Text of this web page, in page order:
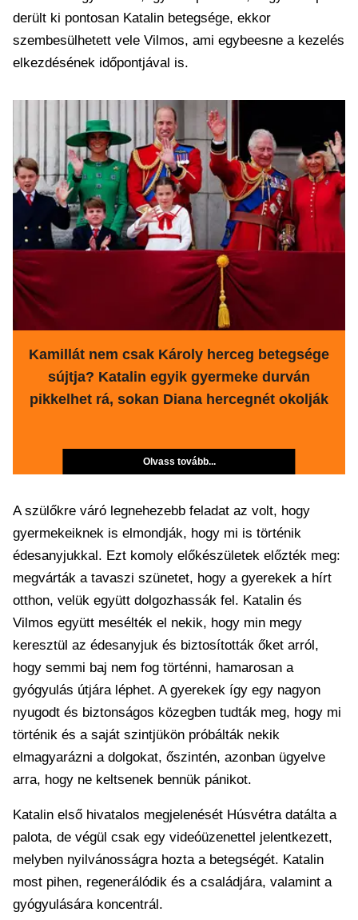
derült ki pontosan Katalin betegsége, ekkor
szembesülhetett vele Vilmos, ami egybeesne a kezelés
elkezdésének időpontjával is.
Kamillát nem csak Károly herceg betegsége
sújtja? Katalin egyik gyermeke durván
pikkelhet rá, sokan Diana hercegnét okolják
Olvass tovább...
A szülőkre váró legnehezebb feladat az volt, hogy
gyermekeiknek is elmondják, hogy mi is történik
édesanyjukkal. Ezt komoly előkészületek előzték meg:
megvárták a tavaszi szünetet, hogy a gyerekek a hírt
otthon, velük együtt dolgozhassák fel. Katalin és
Vilmos együtt mesélték el nekik, hogy min megy
keresztül az édesanyjuk és biztosították őket arról,
hogy semmi baj nem fog történni, hamarosan a
gyógyulás útjára léphet. A gyerekek így egy nagyon
nyugodt és biztonságos közegben tudták meg, hogy mi
történik és a saját szintjükön próbálták nekik
elmagyarázni a dolgokat, őszintén, azonban ügyelve
arra, hogy ne keltsenek bennük pánikot.
Katalin első hivatalos megjelenését Húsvétra datálta a
palota, de végül csak egy videóüzenettel jelentkezett,
melyben nyilvánosságra hozta a betegségét. Katalin
most pihen, regenerálódik és a családjára, valamint a
gyógyulására koncentrál.